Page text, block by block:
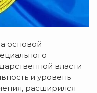
основой
власти
и уровень
расширился